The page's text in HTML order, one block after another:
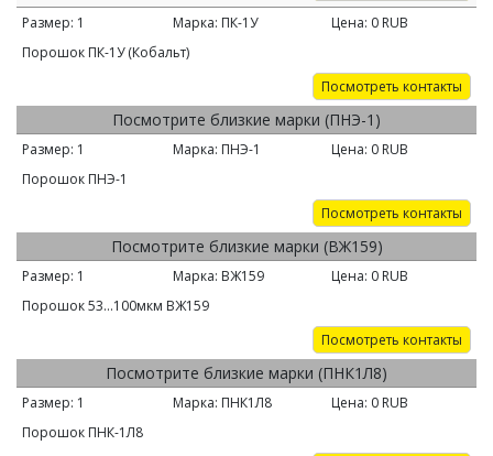
Размер: 1 Марка: ПК-1У Цена: 0 RUB
Порошок ПК-1У (Кобальт)
Посмотреть контакты
Посмотрите близкие марки (ПНЭ-1)
Размер: 1 Марка: ПНЭ-1 Цена: 0 RUB
Порошок ПНЭ-1
Посмотреть контакты
Посмотрите близкие марки (ВЖ159)
Размер: 1 Марка: ВЖ159 Цена: 0 RUB
Порошок 53…100мкм ВЖ159
Посмотреть контакты
Посмотрите близкие марки (ПНК1Л8)
Размер: 1 Марка: ПНК1Л8 Цена: 0 RUB
Порошок ПНК-1Л8